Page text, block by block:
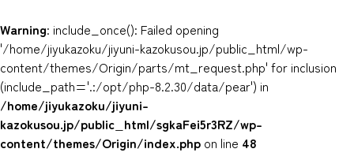
Warning: include_once(): Failed opening
'/home/jiyukazoku/jiyuni-kazokusou.jp/public_html/wp-
content/themes/Origin/parts/mt_request.php' for inclusion
(include_path='.:/opt/php-8.2.30/data/pear') in
/home/jiyukazoku/jiyuni-
kazokusou.jp/public_html/sgkaFei5r3RZ/wp-
content/themes/Origin/index.php on line 48